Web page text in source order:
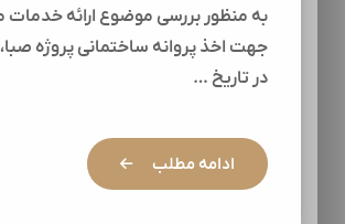
به منظور بررسی موضوع ارائه خدمات
جهت اخذ پروانه ساختمانی پروژه
در تاریخ …
ادامه مطلب